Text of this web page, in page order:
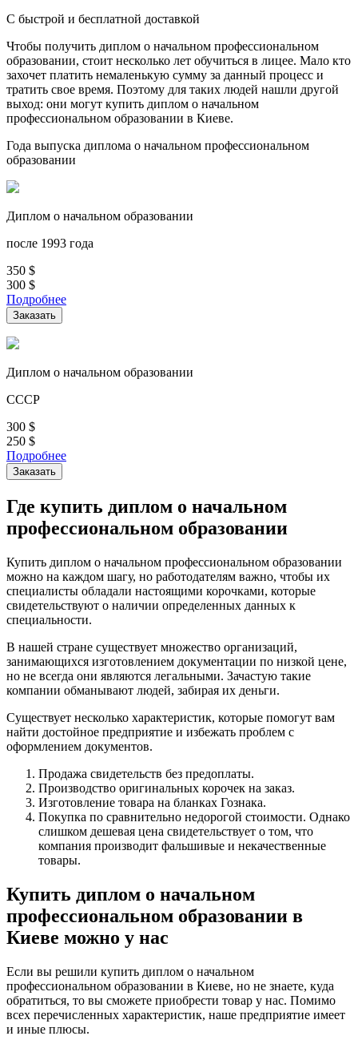
С быстрой и бесплатной доставкой
Чтобы получить диплом о начальном профессиональном
образовании, стоит несколько лет обучиться в лицее. Мало кто
захочет платить немаленькую сумму за данный процесс и
тратить свое время. Поэтому для таких людей нашли другой
выход: они могут купить диплом о начальном
профессиональном образовании в Киеве.
Года выпуска диплома о начальном профессиональном
образовании
Диплом о начальном образовании
после 1993 года
350 $
300 $
Подробнее
Заказать
Диплом о начальном образовании
СССР
300 $
250 $
Подробнее
Заказать
Где купить диплом о начальном
профессиональном образовании
Купить диплом о начальном профессиональном образовании
можно на каждом шагу, но работодателям важно, чтобы их
специалисты обладали настоящими корочками, которые
свидетельствуют о наличии определенных данных к
специальности.
В нашей стране существует множество организаций,
занимающихся изготовлением документации по низкой цене,
но не всегда они являются легальными. Зачастую такие
компании обманывают людей, забирая их деньги.
Существует несколько характеристик, которые помогут вам
найти достойное предприятие и избежать проблем с
оформлением документов.
Продажа свидетельств без предоплаты.
Производство оригинальных корочек на заказ.
Изготовление товара на бланках Гознака.
Покупка по сравнительно недорогой стоимости. Однако
слишком дешевая цена свидетельствует о том, что
компания производит фальшивые и некачественные
товары.
Купить диплом о начальном
профессиональном образовании в
Киеве можно у нас
Если вы решили купить диплом о начальном
профессиональном образовании в Киеве, но не знаете, куда
обратиться, то вы сможете приобрести товар у нас. Помимо
всех перечисленных характеристик, наше предприятие имеет
и иные плюсы.